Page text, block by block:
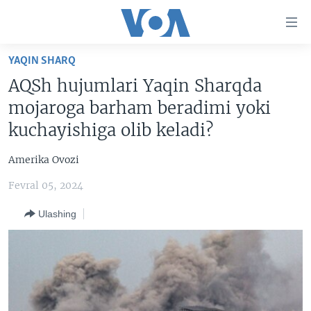
Boshiga
Qidiruvga
o'ting
AMERIKA
MARKAZIY OSIYO
AMERIKA MANZARALARI
VASHINGTON CHOYXONASI
MOBIL-SALOM!
IJTIMOIY TARMOQLAR
YOUTUBE
INSTAGRAM
EDITORIAL
YAQIN SHARQ
AQSh hujumlari Yaqin Sharqda
mojaroga barham beradimi yoki
kuchayishiga olib keladi?
Amerika Ovozi
Fevral 05, 2024
Ulashing